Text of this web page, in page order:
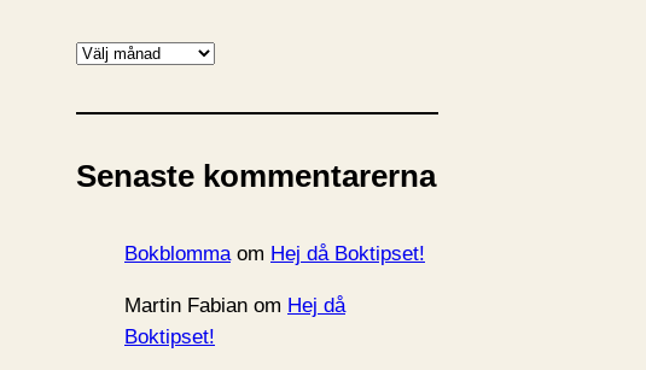
A
k
v
Senaste kommentarerna
Bokblommaom Hej då Boktipset!
Martin Fabian om Hej då
Boktipset!